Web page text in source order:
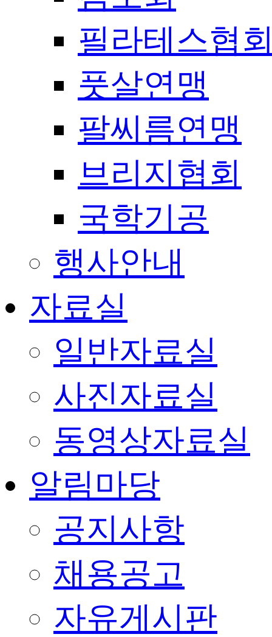
필라테스협
풋살연맹
팔씨름연맹
브리지협회
국학기공
행사안내
자료실
일반자료실
사진자료실
동영상자료실
알림마당
공지사항
채용공고
자유게시판